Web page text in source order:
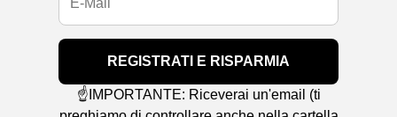
REGISTRATI E RISPARMIA
☝️IMPORTANTE: Riceverai un'email (ti